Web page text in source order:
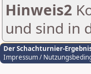
Hinweis2
und sind in
Der Schachturnier-
Impressum /